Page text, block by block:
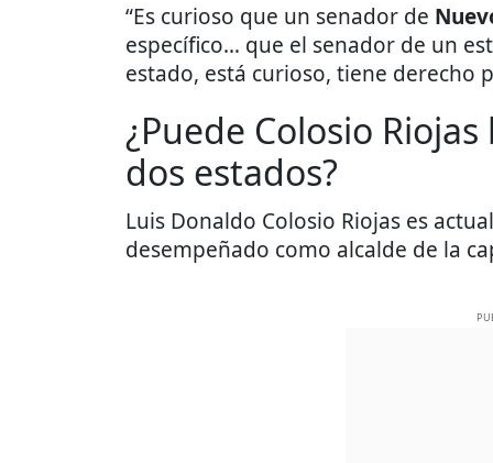
“Es curioso que un senador de
específico… que el senador de un
estado, está curioso, tiene derecho
¿Puede Colosio
dos estados?
Luis Donaldo Colosio Riojas es
desempeñado como alcalde de la